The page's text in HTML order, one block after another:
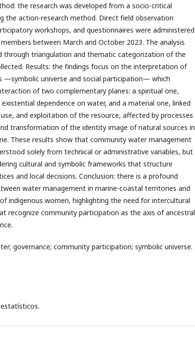
the research was developed from a socio-critical
the action-research method. Direct field observation
workshops, and questionnaires were administered
between March and October 2023. The analysis
through triangulation and thematic categorization of the
Results: the findings focus on the interpretation of
—symbolic universe and social participation— which
of two complementary planes: a spiritual one,
dependence on water, and a material one, linked
and exploitation of the resource, affected by processes
transformation of the identity image of natural sources in
These results show that community water management
solely from technical or administrative variables, but
cultural and symbolic frameworks that structure
and local decisions. Conclusion: there is a profound
water management in marine-coastal territories and
indigenous women, highlighting the need for intercultural
recognize community participation as the axis of ancestral
governance; community participation; symbolic universe.